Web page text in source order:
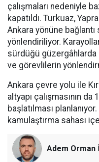
çalışmaları nedeniyle
kapatıldı. Turkuaz,
Ankara yönüne
yönlendiriliyor.
sürdüğü
ve görevlilerin
Ankara çevre yolu ile
altyapı çalışmasının
başlatılması
kamulaştırma sahası
Adem Orman